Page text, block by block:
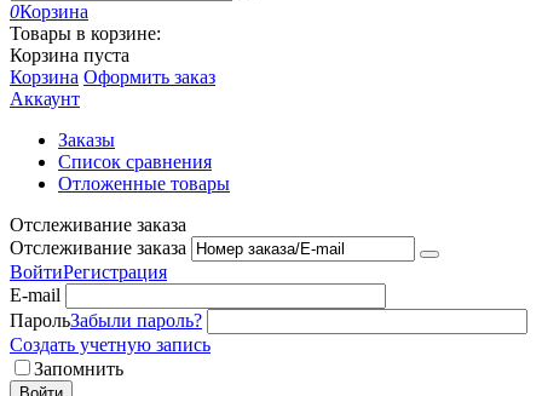
0Корзина
Товары в корзине:
Корзина пуста
Корзина Оформить заказ
Аккаунт
Заказы
Список сравнения
Отложенные товары
Отслеживание заказа
Отслеживание заказа
ВойтиРегистрация
E-mail
ПарольЗабыли пароль?
Создать учетную запись
Запомнить